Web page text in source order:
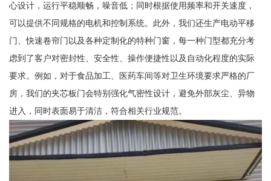
心设计，运行平稳顺畅，噪音低；同时根据使用频率和开关速度，
可以提供不同规格的电机和控制系统。此外，我们还生产电动平移
门、快速卷帘门以及各种定制化的特种门窗，每一种门型都充分考
虑到了客户对密封性、安全性、操作便捷性以及自动化程度的实际
要求。例如，对于食品加工、医药车间等对卫生环境要求严格的厂
房，我们的夹芯板门会特别强化气密性设计，避免外部灰尘、异物
进入，同时表面易于清洁，符合相关行业规范。